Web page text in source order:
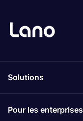
Solutions
Pour les enterprises